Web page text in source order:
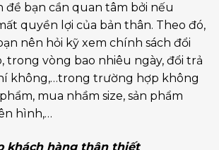
đề bạn cần quan tâm bởi nếu
quyền lợi của bản thân. Theo đó,
nên hỏi kỹ xem chính sách đổi
trong vòng bao nhiêu ngày, đổi trả
không,…trong trường hợp không
mua nhầm size, sản phẩm
hình,…
khách hàng thân thiết